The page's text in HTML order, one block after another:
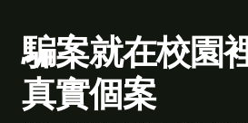
騙案就在校園
真實個案